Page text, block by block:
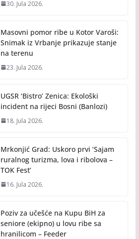
30. Jula 2026.
Masovni pomor ribe u Kotor Varoši:
Snimak iz Vrbanje prikazuje stanje
na terenu
23. Jula 2026.
UGSR ‘Bistro’ Zenica: Ekološki
incident na rijeci Bosni (Banlozi)
18. Jula 2026.
Mrkonjić Grad: Uskoro prvi ‘Sajam
ruralnog turizma, lova i ribolova –
TOK Fest’
16. Jula 2026.
Poziv za učešće na Kupu BiH za
seniore (ekipno) u lovu ribe sa
hranilicom – Feeder